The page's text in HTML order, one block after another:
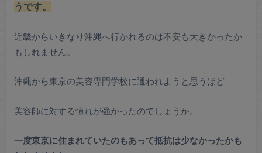
うです。
近畿からいきなり沖縄へ行かれるのは不安も大きかったか
もしれません。
沖縄から東京の美容専門学校に通われようと思うほど
美容師に対する憧れが強かったのでしょうか。
一度東京に住まれていたのもあって抵抗は少なかったかも